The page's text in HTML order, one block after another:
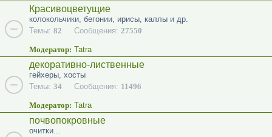
Красивоцветущие
колокольчики, бегонии, ирисы, каллы и др.
Темы: 82 Сообщения: 27550
Модератор: Tatra
декоративно-лиственные
гейхеры, хосты
Темы: 34 Сообщения: 11496
Модератор: Tatra
почвопокровные
очитки...